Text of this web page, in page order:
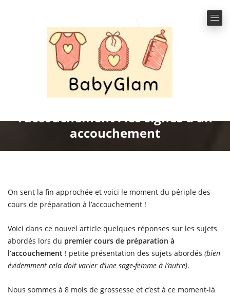
Le premier cours de préparation à
l’accouchement : les signes d’un
accouchement
On sent la fin approchée et voici le moment du périple des
cours de préparation à l’accouchement !
Voici dans ce nouvel article quelques réponses sur les sujets
abordés lors du premier cours de préparation à
l’accouchement ! petite présentation des sujets abordés (bien
évidemment cela doit varier d’une sage-femme à l’autre).
Nous sommes à 8 mois de grossesse et c’est à ce moment-là